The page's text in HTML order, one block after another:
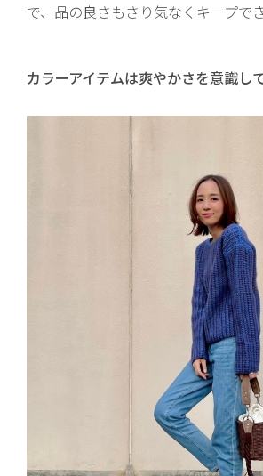
で、品の良さもさり気なくキープで
カラーアイテムは爽やかさを意識し